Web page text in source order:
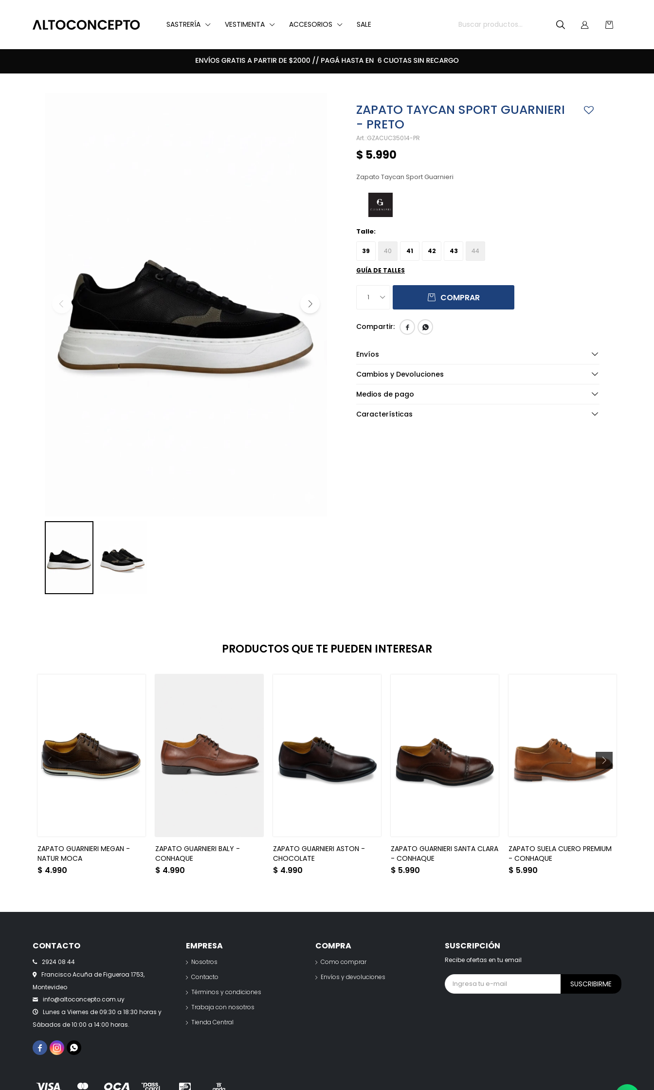
SASTRERÍA VESTIMENTA ACCESORIOS SALE
ZAPATO TAYCAN SPORT GUARNIERI
- PRETO
GZACUC35014-PR
$ 5.990
Zapato Taycan Sport Guarnieri
Talle:
39 40 41 42 43 44
GUÍA DE TALLES
1 COMPRAR
 
Envíos
Cambios y Devoluciones
Medios de pago
Características
PRODUCTOS QUE TE PUEDEN INTERESAR
ZAPATO GUARNIERI MEGAN -
NATUR MOCA
$ 4.990
ZAPATO GUARNIERI BALY -
CONHAQUE
$ 4.990
ZAPATO GUARNIERI ASTON -
CHOCOLATE
$ 4.990
ZAPATO GUARNIERI SANTA CLARA
- CONHAQUE
$ 5.990
ZAPATO SUELA CUERO PREMIUM
- CONHAQUE
$ 5.990
CONTACTO
2924 08 44
Francisco Acuña de Figueroa 1753,
Montevideo
info@altoconcepto.com.uy
Lunes a Viernes de 09:30 a 18:30 horas y
Sábados de 10:00 a 14:00 horas.
  
EMPRESA
Nosotros
Contacto
Términos y condiciones
Trabaja con nosotros
Tienda Central
COMPRA
Como comprar
Envíos y devoluciones
SUSCRIPCIÓN
Recibe ofertas en tu email
SUSCRIBIRME